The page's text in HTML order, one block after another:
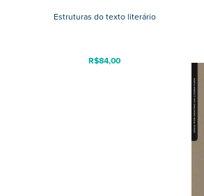
Estruturas do texto literário
R$84,00